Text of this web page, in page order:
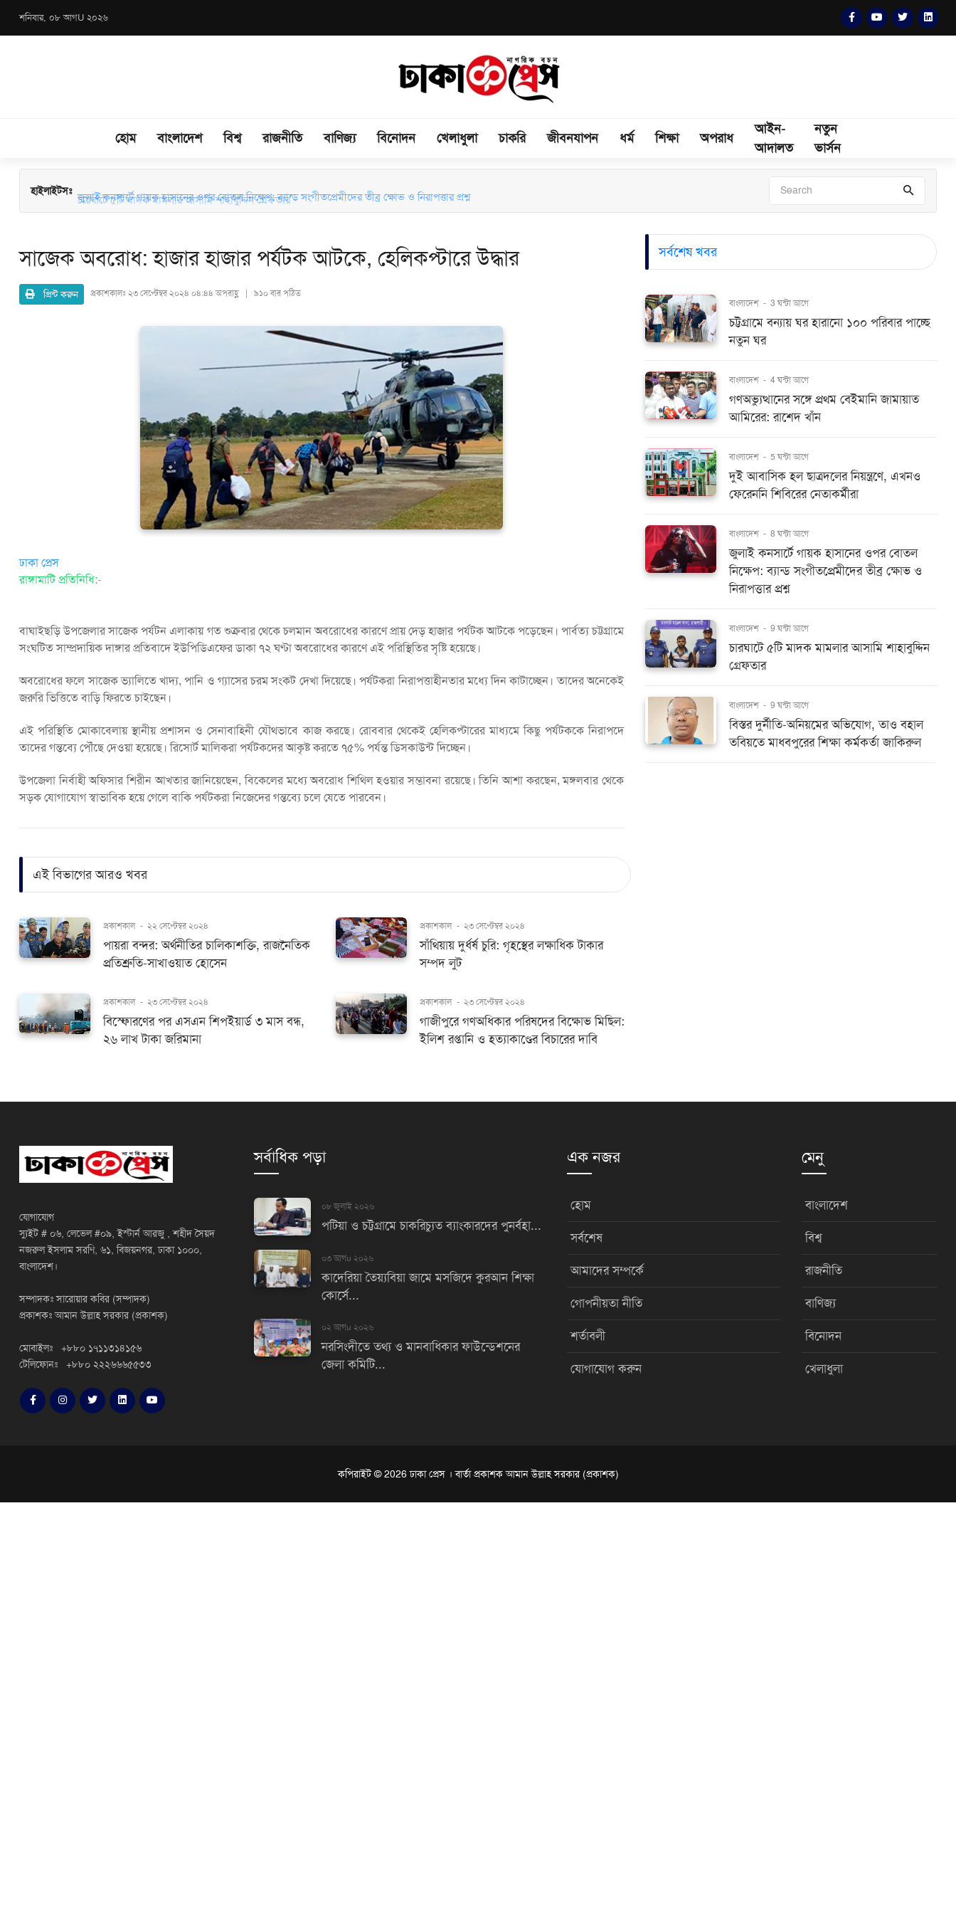
শনিবার, ০৮ আগU ২০২৬
হোম বাংলাদেশ বিশ্ব রাজনীতি বাণিজ্য বিনোদন খেলাধুলা চাকরি জীবনযাপন ধর্ম শিক্ষা অপরাধ
আইন-
আদালত
নতুন
ভার্সন
হাইলাইটসঃ
জুলাই কনসার্টে গায়ক হাসানের ওপর বোতল নিক্ষেপ: ব্যান্ড সংগীতপ্রেমীদের তীব্র ক্ষোভ ও নিরাপত্তার প্রশ্ন
চারঘাটে ৫টি মাদক মামলার আসামি শাহাবুদ্দিন গ্রেফতার
সাজেক অবরোধ: হাজার হাজার পর্যটক আটকে, হেলিকপ্টারে উদ্ধার
প্রিন্ট করুন প্রকাশকালঃ ২৩ সেপ্টেম্বর ২০২৪ ০৪:৪৪ অপরাহ্ণ | ৯১০ বার পঠিত
ঢাকা প্রেস
রাঙ্গামাটি প্রতিনিধি:-
বাঘাইছড়ি উপজেলার সাজেক পর্যটন এলাকায় গত শুক্রবার থেকে চলমান অবরোধের কারণে প্রায় দেড় হাজার পর্যটক আটকে পড়েছেন। পার্বত্য চট্টগ্রামে
সংঘটিত সাম্প্রদায়িক দাঙ্গার প্রতিবাদে ইউপিডিএফের ডাকা ৭২ ঘণ্টা অবরোধের কারণে এই পরিস্থিতির সৃষ্টি হয়েছে।
অবরোধের ফলে সাজেক ভ্যালিতে খাদ্য, পানি ও গ্যাসের চরম সংকট দেখা দিয়েছে। পর্যটকরা নিরাপত্তাহীনতার মধ্যে দিন কাটাচ্ছেন। তাদের অনেকেই
জরুরি ভিত্তিতে বাড়ি ফিরতে চাইছেন।
এই পরিস্থিতি মোকাবেলায় স্থানীয় প্রশাসন ও সেনাবাহিনী যৌথভাবে কাজ করছে। রোববার থেকেই হেলিকপ্টারের মাধ্যমে কিছু পর্যটককে নিরাপদে
তাদের গন্তব্যে পৌঁছে দেওয়া হয়েছে। রিসোর্ট মালিকরা পর্যটকদের আকৃষ্ট করতে ৭৫% পর্যন্ত ডিসকাউন্ট দিচ্ছেন।
উপজেলা নির্বাহী অফিসার শিরীন আখতার জানিয়েছেন, বিকেলের মধ্যে অবরোধ শিথিল হওয়ার সম্ভাবনা রয়েছে। তিনি আশা করছেন, মঙ্গলবার থেকে
সড়ক যোগাযোগ স্বাভাবিক হয়ে গেলে বাকি পর্যটকরা নিজেদের গন্তব্যে চলে যেতে পারবেন।
এই বিভাগের আরও খবর
প্রকাশকাল - ২২ সেপ্টেম্বর ২০২৪
পায়রা বন্দর: অর্থনীতির চালিকাশক্তি, রাজনৈতিক
প্রতিশ্রুতি-সাখাওয়াত হোসেন
প্রকাশকাল - ২৩ সেপ্টেম্বর ২০২৪
সাঁথিয়ায় দুর্ধর্ষ চুরি: গৃহস্থের লক্ষাধিক টাকার
সম্পদ লুট
প্রকাশকাল - ২৩ সেপ্টেম্বর ২০২৪
বিস্ফোরণের পর এসএন শিপইয়ার্ড ৩ মাস বন্ধ,
২৬ লাখ টাকা জরিমানা
প্রকাশকাল - ২৩ সেপ্টেম্বর ২০২৪
গাজীপুরে গণঅধিকার পরিষদের বিক্ষোভ মিছিল:
ইলিশ রপ্তানি ও হত্যাকাণ্ডের বিচারের দাবি
সর্বশেষ খবর
বাংলাদেশ - 3 ঘন্টা আগে
চট্টগ্রামে বন্যায় ঘর হারানো ১০০ পরিবার পাচ্ছে
নতুন ঘর
বাংলাদেশ - 4 ঘন্টা আগে
গণঅভ্যুত্থানের সঙ্গে প্রথম বেইমানি জামায়াত
আমিরের: রাশেদ খাঁন
বাংলাদেশ - 5 ঘন্টা আগে
দুই আবাসিক হল ছাত্রদলের নিয়ন্ত্রণে, এখনও
ফেরেননি শিবিরের নেতাকর্মীরা
বাংলাদেশ - 8 ঘন্টা আগে
জুলাই কনসার্টে গায়ক হাসানের ওপর বোতল
নিক্ষেপ: ব্যান্ড সংগীতপ্রেমীদের তীব্র ক্ষোভ ও
নিরাপত্তার প্রশ্ন
বাংলাদেশ - 9 ঘন্টা আগে
চারঘাটে ৫টি মাদক মামলার আসামি শাহাবুদ্দিন
গ্রেফতার
বাংলাদেশ - 9 ঘন্টা আগে
বিস্তর দুর্নীতি-অনিয়মের অভিযোগ, তাও বহাল
তবিয়তে মাধবপুরের শিক্ষা কর্মকর্তা জাকিরুল
যোগাযোগ
স্যুইট # ০৬, লেভেল #০৯, ইস্টার্ন আরজু , শহীদ সৈয়দ
নজরুল ইসলাম সরণি, ৬১, বিজয়নগর, ঢাকা ১০০০,
বাংলাদেশ।
সম্পাদকঃ সারোয়ার কবির (সম্পাদক)
প্রকাশকঃ আমান উল্লাহ সরকার (প্রকাশক)
মোবাইলঃ +৮৮০ ১৭১১৩১৪১৫৬
টেলিফোনঃ +৮৮০ ২২২৬৬৬৫৫৩৩
সর্বাধিক পড়া
০৮ জুলাই ২০২৬
পটিয়া ও চট্টগ্রামে চাকরিচ্যুত ব্যাংকারদের পুনর্বহা...
০৩ আগu ২০২৬
কাদেরিয়া তৈয়্যবিয়া জামে মসজিদে কুরআন শিক্ষা
কোর্সে...
০২ আগu ২০২৬
নরসিংদীতে তথ্য ও মানবাধিকার ফাউন্ডেশনের
জেলা কমিটি...
এক নজর
হোম
সর্বশেষ
আমাদের সম্পর্কে
গোপনীয়তা নীতি
শর্তাবলী
যোগাযোগ করুন
মেনু
বাংলাদেশ
বিশ্ব
রাজনীতি
বাণিজ্য
বিনোদন
খেলাধুলা
কপিরাইট © 2026 ঢাকা প্রেস । বার্তা প্রকাশক আমান উল্লাহ সরকার (প্রকাশক)